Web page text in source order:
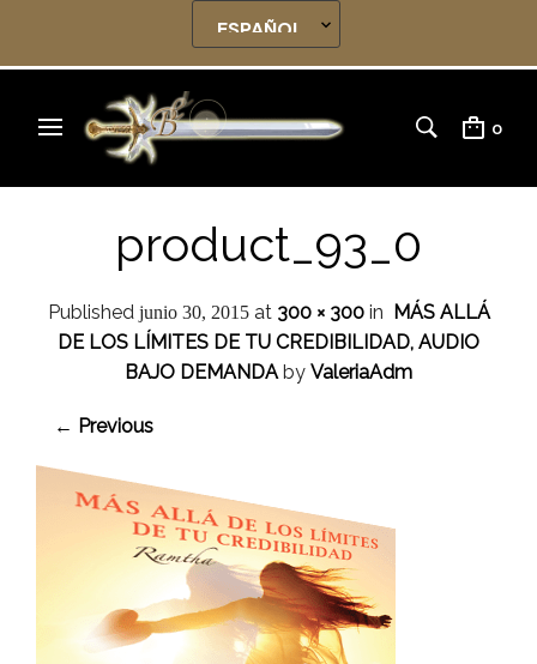
0
product_93_0
Published junio 30, 2015at 300 × 300in MÁS ALLÁ
DE LOS LÍMITES DE TU CREDIBILIDAD, AUDIO
BAJO DEMANDAby ValeriaAdm
← Previous